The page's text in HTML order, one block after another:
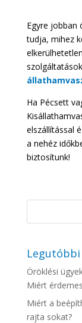
Egyre jobban
tudja, mihez
Ha Pécsett
elszállítással
a nehéz
biztosítunk!
Legutóbbi
Öröklési
Miért
Miért a
rajta sokat?